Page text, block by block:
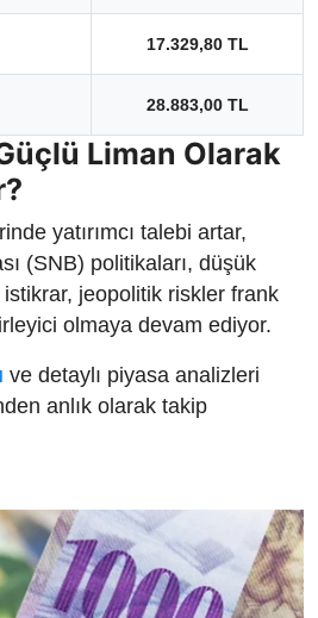
17.329,80 TL
28.883,00 TL
Liman Olarak
yatırımcı talebi artar,
(SNB) politikaları, düşük
jeopolitik riskler frank
olmaya devam ediyor.
ve detaylı piyasa analizleri
anlık olarak takip